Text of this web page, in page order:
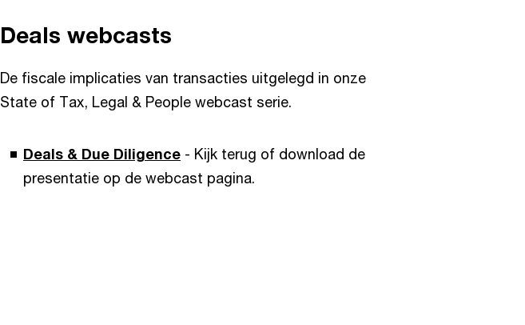
Deals webcasts
De fiscale implicaties van transacties uitgelegd in onze
State of Tax, Legal & People webcast serie.
Deals & Due Diligence - Kijk terug of download de
presentatie op de webcast pagina.